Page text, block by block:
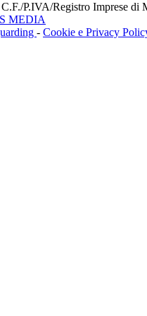
P.IVA/Registro Imprese
MEDIA
- Cookie e Privacy